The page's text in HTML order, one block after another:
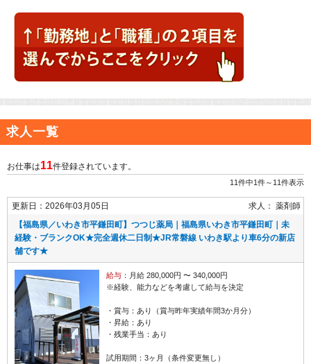
求人一覧
お仕事は11件登録されています。
11件中1件～11件表示
更新日：2026年03月05日 求人： 薬剤師
【福島県／いわき市平鎌田町】つつじ薬局｜福島県いわき市平鎌田町｜未
経験・ブランクOK★完全週休二日制★JR常磐線 いわき駅より車6分の新店
舗です★
給与：月給 280,000円 〜 340,000円
※経験、能力などを考慮して給与を決定
・賞与：あり（賞与昨年実績年間3か月分）
・昇給：あり
・残業手当：あり
試用期間：3ヶ月（条件変更無し）